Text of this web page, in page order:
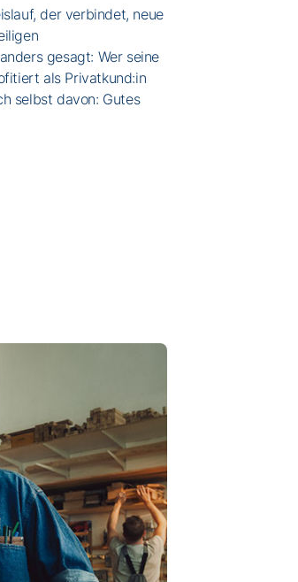
der verbindet, neue
gesagt: Wer seine
als Privatkund:in
selbst davon: Gutes